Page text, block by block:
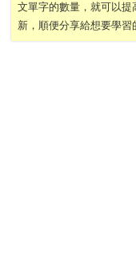
文單字的數量，就可以
新，順便分享給想要學習